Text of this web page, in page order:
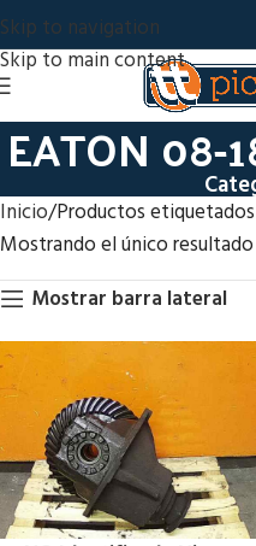
Skip to navigation
Skip to main content
EATON 08-
Inicio Productos etiquetados
Mostrando el único resultado
Mostrar barra lateral